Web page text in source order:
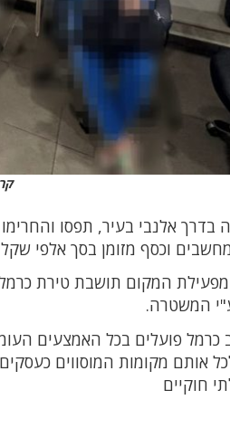
אלנבי בעיר, תפסו
וכסף מזומן בסך אלפי
המשטרה.
כרמל פועלים בכל האמצעים
אותם מקומות המוסווים
חוקיים